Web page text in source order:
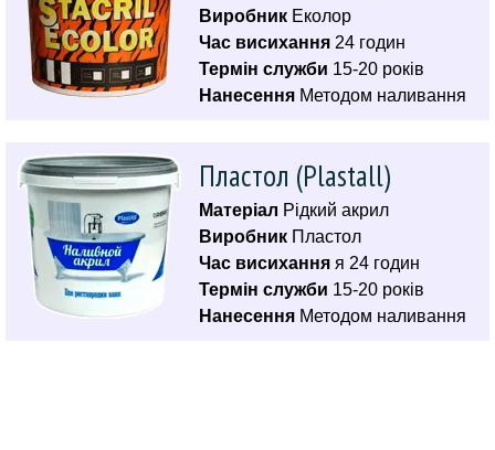
Виробник Еколор
Час висихання 24 годин
Термін служби 15-20 років
Нанесення Методом наливання
Пластол (Plastall)
Матеріал Рідкий акрил
Виробник Пластол
Час висихання я 24 годин
Термін служби 15-20 років
Нанесення Методом наливання